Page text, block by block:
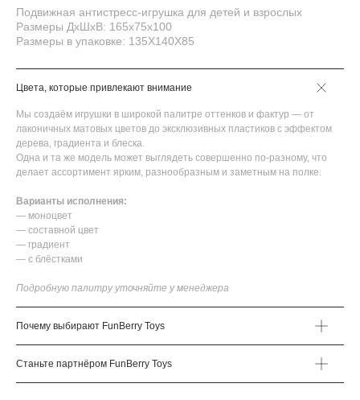
Подвижная антистресс-игрушка для детей и взрослых
Размеры ДхШхВ: 165х75х100
Размеры в упаковке: 135Х140Х85
Цвета, которые привлекают внимание
Мы создаём игрушки в широкой палитре оттенков и фактур — от
лаконичных матовых цветов до эксклюзивных пластиков с эффектом
дерева, градиента и блеска.
Одна и та же модель может выглядеть совершенно по-разному, что
делает ассортимент ярким, разнообразным и заметным на полке.
Варианты исполнения:
— моноцвет
— составной цвет
— градиент
— с блёстками
Подробную палитру уточняйте у менеджера
Почему выбирают FunBerry Toys
Станьте партнёром FunBerry Toys